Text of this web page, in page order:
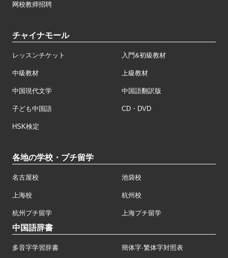
网校教师招聘
チャイナモール
レッスンチケット 入門&初級教材
中級教材 上級教材
中国現代文学 中国語翻訳版
子ども中国語 CD・DVD
HSK検定
各地の学校・プチ留学
名古屋校 池袋校
上海校 杭州校
杭州プチ留学 上海プチ留学
中国語辞書
多音字学習辞書 簡体字·繁体字対照表